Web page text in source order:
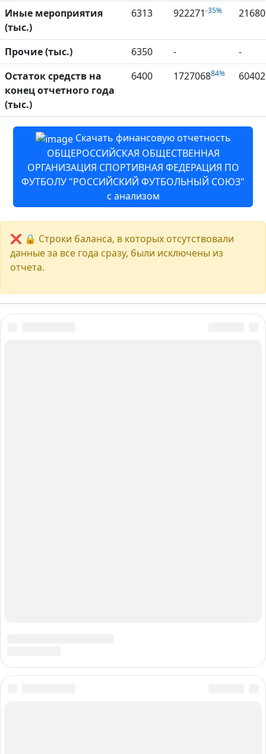
Иные мероприятия
(тыс.)
6313 922271-35%
Прочие (тыс.) 6350 -
-
Остаток средств на
конец отчетного года
(тыс.)
6400 172706884%
Скачать финансовую отчетность
ОБЩЕРОССИЙСКАЯ ОБЩЕСТВЕННАЯ
ОРГАНИЗАЦИЯ СПОРТИВНАЯ ФЕДЕРАЦИЯ ПО
ФУТБОЛУ "РОССИЙСКИЙ ФУТБОЛЬНЫЙ СОЮЗ"
с анализом
❌ 🔒 Строки баланса, в которых отсутствовали
данные за все года сразу, были исключены из
отчета.